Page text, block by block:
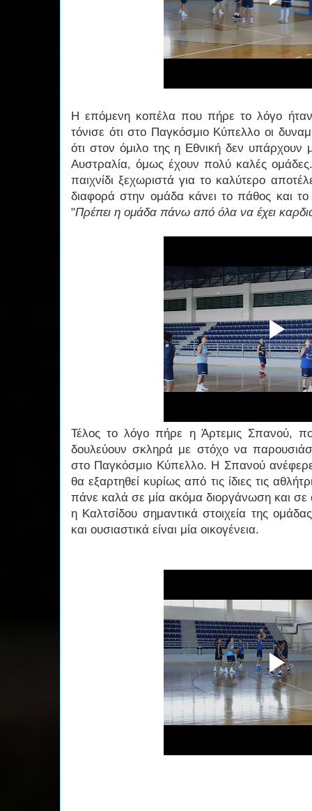
Η επόμενη κοπέλα που πήρε το λόγο
τόνισε ότι στο Παγκόσμιο Κύπελλο οι
ότι στον όμιλο της η Εθνική δεν
Αυστραλία, όμως έχουν πολύ καλές
παιχνίδι ξεχωριστά για το καλύτερο
διαφορά στην ομάδα κάνει το πάθος και
"Πρέπει η ομάδα πάνω από όλα να έχει
Τέλος το λόγο πήρε η Άρτεμις Σπανού,
δουλεύουν σκληρά με στόχο να
στο Παγκόσμιο Κύπελλο. Η Σπανού ανέφερε
θα εξαρτηθεί κυρίως από τις ίδιες τις
πάνε καλά σε μία ακόμα διοργάνωση και σε
η Καλτσίδου σημαντικά στοιχεία της
και ουσιαστικά είναι μία οικογένεια.